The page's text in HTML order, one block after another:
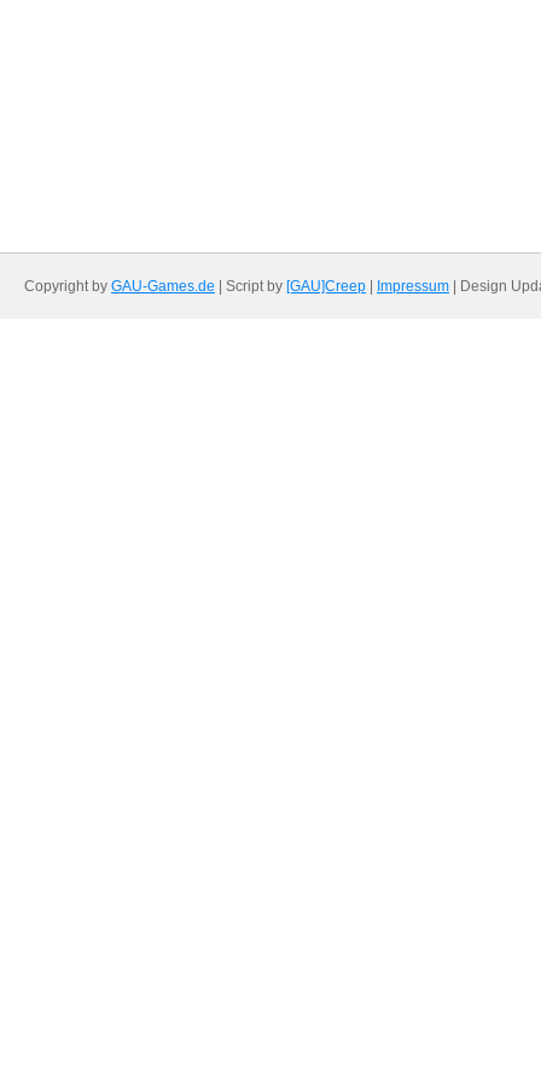
Copyright by GAU-Games.de | Script by [GAU]Creep Impressum | Design